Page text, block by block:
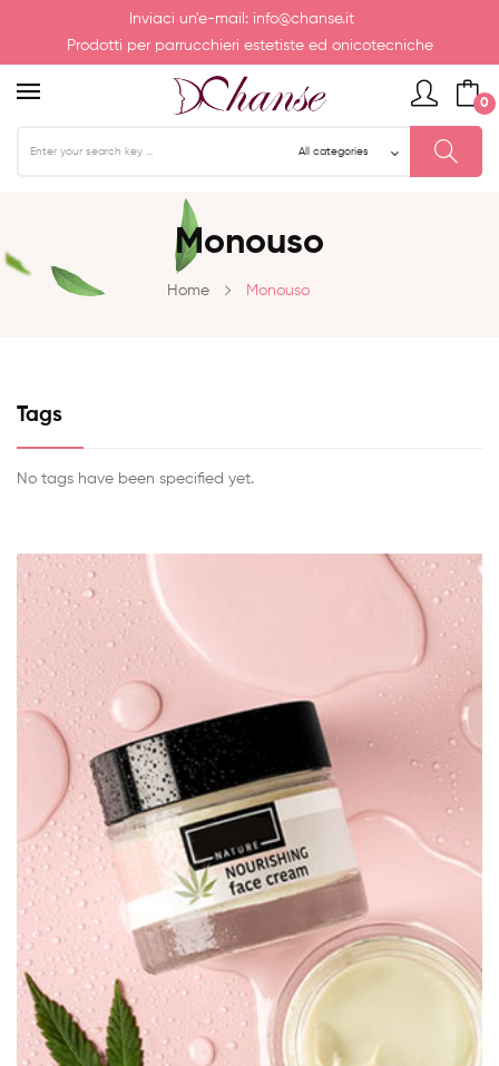
Inviaci un'e-mail: info@chanse.it
Prodotti per parrucchieri estetiste ed onicotecniche
0
Monouso
Home Monouso
Tags
No tags have been specified yet.